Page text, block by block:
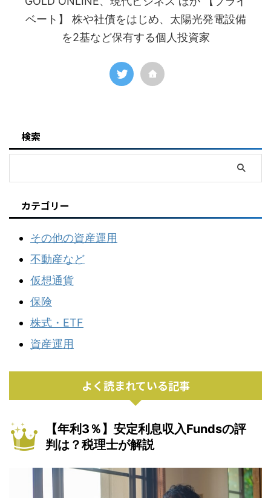
ベート】 株や社債をはじめ、太陽光発電設備
を2基など保有する個人投資家
検索
カテゴリー
その他の資産運用
不動産など
仮想通貨
保険
株式・ETF
資産運用
よく読まれている記事
【年利3％】安定利息収入Fundsの評
判は？税理士が解説